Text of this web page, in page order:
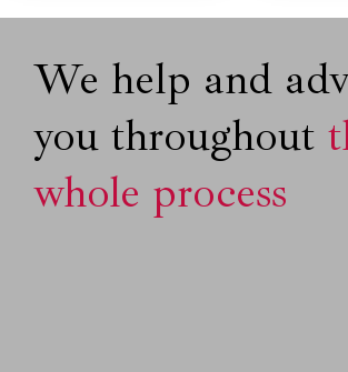
We help and
you throughout
whole process